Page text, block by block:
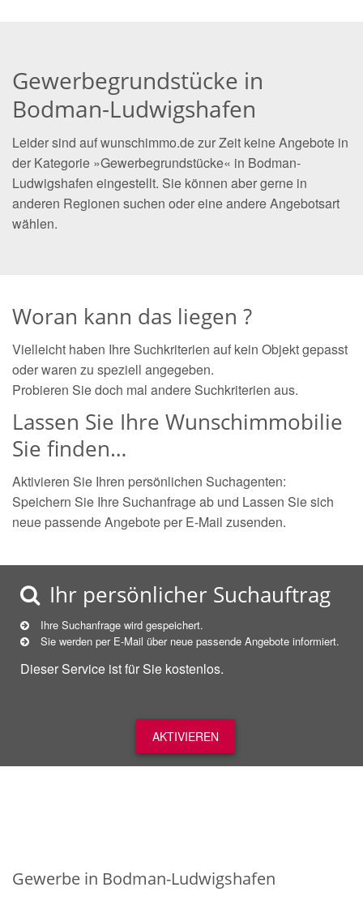
Gewerbegrundstücke in
Bodman-Ludwigshafen
Leider sind auf wunschimmo.de zur Zeit keine Angebote in
der Kategorie »Gewerbegrundstücke« in Bodman-
Ludwigshafen eingestellt. Sie können aber gerne in
anderen Regionen suchen oder eine andere Angebotsart
wählen.
Woran kann das liegen ?
Vielleicht haben Ihre Suchkriterien auf kein Objekt gepasst
oder waren zu speziell angegeben.
Probieren Sie doch mal andere Suchkriterien aus.
Lassen Sie Ihre Wunschimmobilie
Sie finden…
Aktivieren Sie Ihren persönlichen Suchagenten:
Speichern Sie Ihre Suchanfrage ab und Lassen Sie sich
neue passende Angebote per E-Mail zusenden.
Ihr persönlicher Suchauftrag
Ihre Suchanfrage wird gespeichert.
Sie werden per E-Mail über neue passende Angebote informiert.
Dieser Service ist für Sie kostenlos.
AKTIVIEREN
Gewerbe in Bodman-Ludwigshafen